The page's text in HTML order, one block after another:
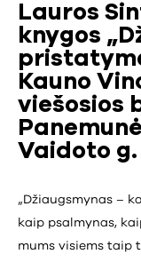
Lauros
knygos
Kauno
viešosios
Vaidoto g.
„Džiaugsmynas –
kaip psalmynas,
mums visiems taip